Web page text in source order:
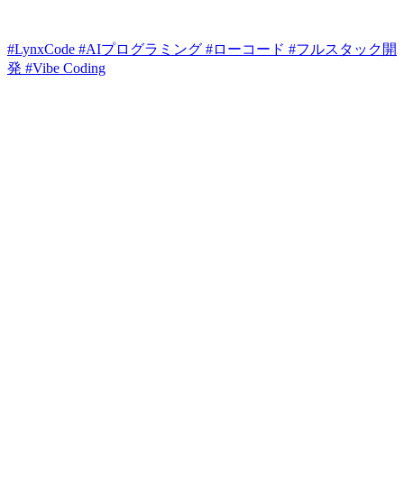
#LynxCode #AIプログラミング #ローコード #フルスタック開
発 #Vibe Coding